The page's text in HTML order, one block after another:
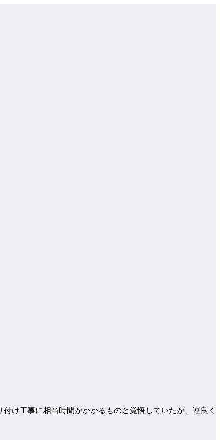
け工事に相当時間がかかるものと覚悟していたが、運良く